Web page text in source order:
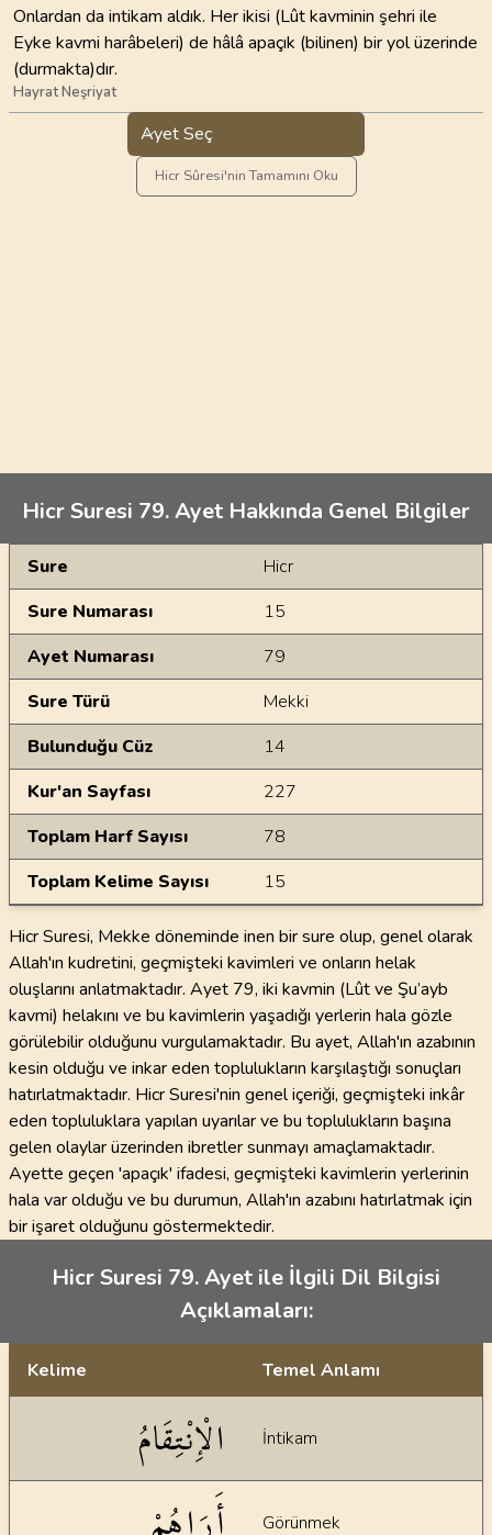
Onlardan da intikam aldık. Her ikisi (Lût kavminin şehri ile
Eyke kavmi harâbeleri) de hâlâ apaçık (bilinen) bir yol üzerinde
(durmakta)dır.
Hayrat Neşriyat
Ayet Seç
Hicr Sûresi'nin Tamamını Oku
Hicr Suresi 79. Ayet Hakkında Genel Bilgiler
Genel Bilgiler
Sure
Hicr
Sure Numarası
15
Ayet Numarası
79
Sure Türü
Mekki
Bulunduğu Cüz
14
Kur'an Sayfası
227
Toplam Harf Sayısı
78
Toplam Kelime Sayısı
15
Hicr Suresi, Mekke döneminde inen bir sure olup, genel olarak
Allah'ın kudretini, geçmişteki kavimleri ve onların helak
oluşlarını anlatmaktadır. Ayet 79, iki kavmin (Lût ve Şu’ayb
kavmi) helakını ve bu kavimlerin yaşadığı yerlerin hala gözle
görülebilir olduğunu vurgulamaktadır. Bu ayet, Allah'ın azabının
kesin olduğu ve inkar eden toplulukların karşılaştığı sonuçları
hatırlatmaktadır. Hicr Suresi'nin genel içeriği, geçmişteki inkâr
eden topluluklara yapılan uyarılar ve bu toplulukların başına
gelen olaylar üzerinden ibretler sunmayı amaçlamaktadır.
Ayette geçen 'apaçık' ifadesi, geçmişteki kavimlerin yerlerinin
hala var olduğu ve bu durumun, Allah'ın azabını hatırlatmak için
bir işaret olduğunu göstermektedir.
Hicr Suresi 79. Ayet ile İlgili Dil Bilgisi
Açıklamaları:
Kelime Temel Anlamı
الْإِنْتِقَامُ İntikam
Görünmek